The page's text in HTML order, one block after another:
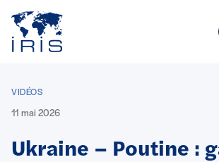
Aller au contenu principal
VIDÉOS
11 mai 2026
Ukraine – Poutine :